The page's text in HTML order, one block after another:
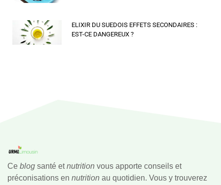
ELIXIR DU SUEDOIS EFFETS SECONDAIRES :
EST-CE DANGEREUX ?
Ce blog santé etnutrition vous apporte conseils et
préconisations en nutrition au quotidien. Vous y trouverez